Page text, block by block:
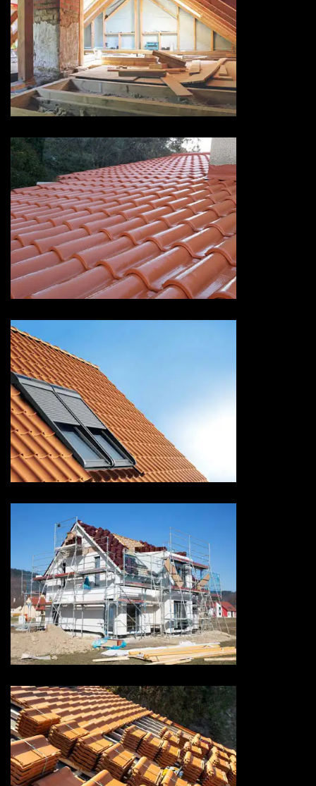
Isolation de toiture 73 Savoie
Devis peinture sur tuiles 73
Savoie
Pose de velux 73 Savoie
Ravalement de façade 73
Savoie